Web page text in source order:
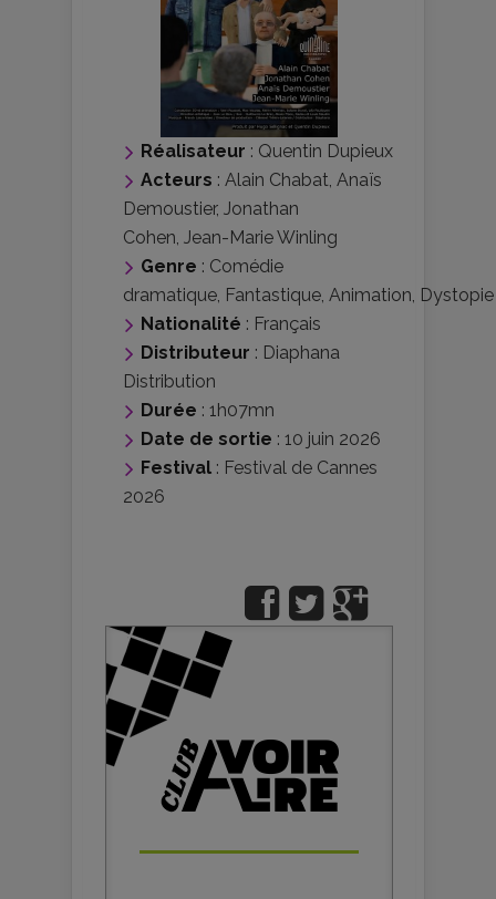
Réalisateur : Quentin Dupieux
Acteurs : Alain Chabat, Anaïs
Demoustier, Jonathan
Cohen, Jean-Marie Winling
Genre : Comédie
dramatique, Fantastique, Animation, Dystopie
Nationalité : Français
Distributeur : Diaphana
Distribution
Durée : 1h07mn
Date de sortie : 10 juin 2026
Festival : Festival de Cannes
2026